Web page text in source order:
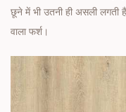
छूने में भी उतनी ही असली लगती
वाला फर्श।